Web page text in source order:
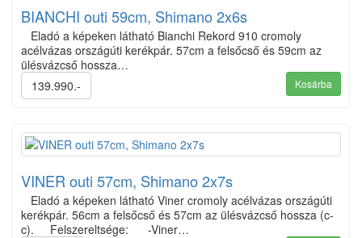
BIANCHI outi 59cm, Shimano 2x6s
Eladó a képeken látható Bianchi Rekord 910 cromoly
acélvázas országúti kerékpár. 57cm a felsőcső és 59cm az
ülésvázcső hossza…
139.990.-
Kosárba
VINER outi 57cm, Shimano 2x7s
Eladó a képeken látható Viner cromoly acélvázas országúti
kerékpár. 56cm a felsőcső és 57cm az ülésvázcső hossza (c-
c). Felszereltsége: -Viner…